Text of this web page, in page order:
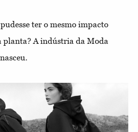
ter o mesmo impacto
planta? A indústria da Moda